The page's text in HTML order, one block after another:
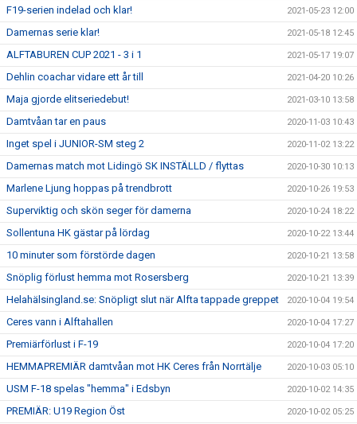
F19-serien indelad och klar! 2021-05-23 12:00
Damernas serie klar! 2021-05-18 12:45
ALFTABUREN CUP 2021 - 3 i 1 2021-05-17 19:07
Dehlin coachar vidare ett år till 2021-04-20 10:26
Maja gjorde elitseriedebut! 2021-03-10 13:58
Damtvåan tar en paus 2020-11-03 10:43
Inget spel i JUNIOR-SM steg 2 2020-11-02 13:22
Damernas match mot Lidingö SK INSTÄLLD / flyttas 2020-10-30 10:13
Marlene Ljung hoppas på trendbrott 2020-10-26 19:53
Superviktig och skön seger för damerna 2020-10-24 18:22
Sollentuna HK gästar på lördag 2020-10-22 13:44
10 minuter som förstörde dagen 2020-10-21 13:58
Snöplig förlust hemma mot Rosersberg 2020-10-21 13:39
Helahälsingland.se: Snöpligt slut när Alfta tappade greppet 2020-10-04 19:54
Ceres vann i Alftahallen 2020-10-04 17:27
Premiärförlust i F-19 2020-10-04 17:20
HEMMAPREMIÄR damtvåan mot HK Ceres från Norrtälje 2020-10-03 05:10
USM F-18 spelas "hemma" i Edsbyn 2020-10-02 14:35
PREMIÄR: U19 Region Öst 2020-10-02 05:25